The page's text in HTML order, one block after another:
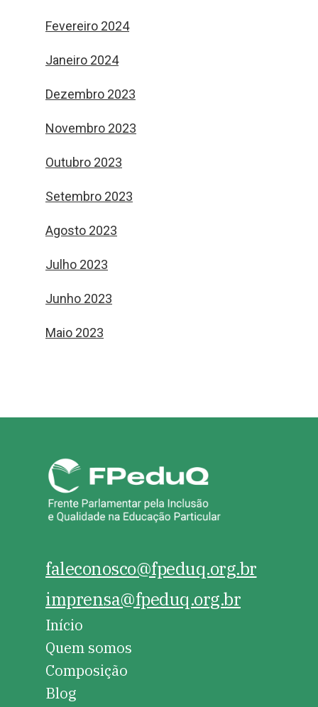
Fevereiro 2024
Janeiro 2024
Dezembro 2023
Novembro 2023
Outubro 2023
Setembro 2023
Agosto 2023
Julho 2023
Junho 2023
Maio 2023
faleconosco@fpeduq.org.br
imprensa@fpeduq.org.br
Início
Quem somos
Composição
Blog